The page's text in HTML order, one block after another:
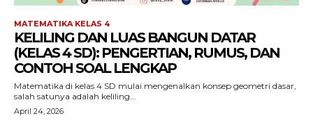
MATEMATIKA KELAS 4
KELILING DAN LUAS BANGUN DATAR
(KELAS 4 SD): PENGERTIAN, RUMUS, DAN
CONTOH SOAL LENGKAP
Matematika di kelas 4 SD mulai mengenalkan konsep geometri dasar,
salah satunya adalah keliling...
April 24, 2026